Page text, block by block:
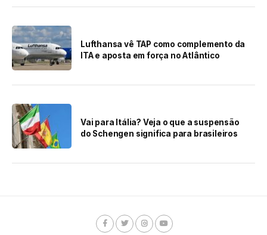
Lufthansa vê TAP como complemento da
ITA e aposta em força no Atlântico
Vai para Itália? Veja o que a suspensão
do Schengen significa para brasileiros